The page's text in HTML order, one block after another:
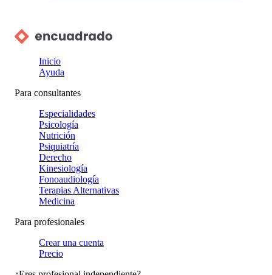
Inicio
Ayuda
Para consultantes
Especialidades
Psicología
Nutrición
Psiquiatría
Derecho
Kinesiología
Fonoaudiología
Terapias Alternativas
Medicina
Para profesionales
Crear una cuenta
Precio